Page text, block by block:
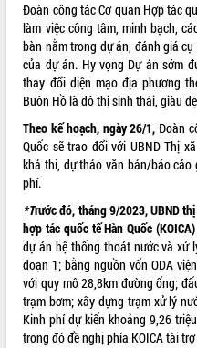
Đoàn công tác Cơ quan Hợp tác
làm việc công tâm, minh bạch,
bàn nằm trong dự án, đánh giá
của dự án. Hy vọng Dự án sớm
thay đổi diện mạo địa phương
Buôn Hồ là đô thị sinh thái, giàu
Theo kế hoạch, ngày 26/1, Đoàn
Quốc sẽ trao đổi với UBND Thị
khả thi, dự thảo văn bản/báo
phí.
*Trước đó, tháng 9/2023, UBND
hợp tác quốc tế Hàn Quốc
dự án hệ thống thoát nước và xử
đoạn 1; bằng nguồn vốn ODA
với quy mô 28,8km đường ống;
trạm bơm; xây dựng trạm xử lý
Kinh phí dự kiến khoảng 9,26
trong đó đề nghị phía KOICA tài